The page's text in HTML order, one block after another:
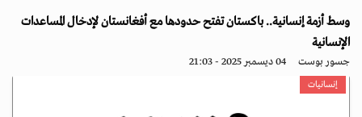
وسط أزمة إنسانية.. باكستان تفتح حدودها مع أفغانستان لإدخال المساعدات
الإنسانية
جسور بوست 04 ديسمبر 2025 - 21:03
إنسانيات